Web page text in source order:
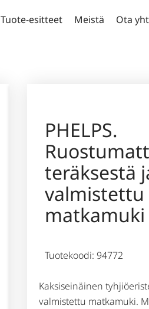
Tuote-esitteet Meistä Ota
PHELPS.
teräksestä
valmistettu
matkamuki
Tuotekoodi: 94772
Kaksiseinäinen
valmistettu matkamuki.